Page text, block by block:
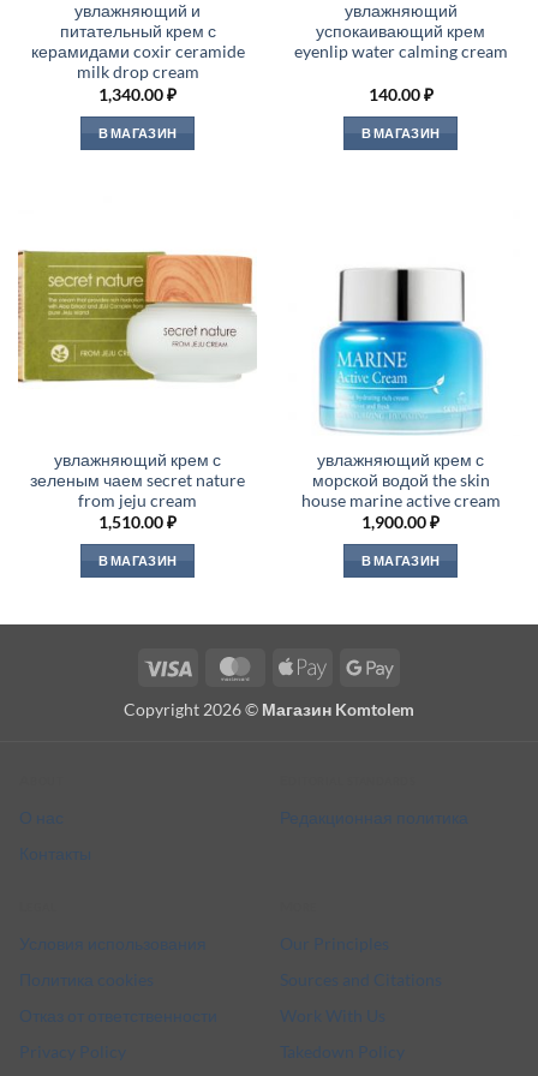
увлажняющий и
питательный крем с
керамидами coxir ceramide
milk drop cream
1,340.00₽
В МАГАЗИН
увлажняющий
успокаивающий крем
eyenlip water calming cream
140.00₽
В МАГАЗИН
увлажняющий крем с
зеленым чаем secret nature
from jeju cream
1,510.00₽
В МАГАЗИН
увлажняющий крем с
морской водой the skin
house marine active cream
1,900.00₽
В МАГАЗИН
Visa MasterCardApple
Google
Copyright 2026 © Магазин Komtolem
О нас
Контакты
Редакционная политика
Условия использования
Политика cookies
Отказ от ответственности
Privacy Policy
Our Principles
Sources and Citations
Work With Us
Takedown Policy